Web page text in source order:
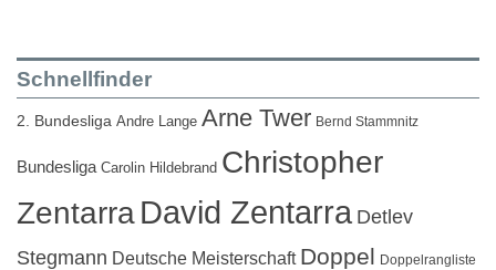
Schnellfinder
2. Bundesliga Andre Lange Arne Twer Bernd Stammnitz
Bundesliga Carolin Hildebrand Christopher
ZentarraDavid Zentarra Detlev
Stegmann Deutsche Meisterschaft Doppel Doppelrangliste